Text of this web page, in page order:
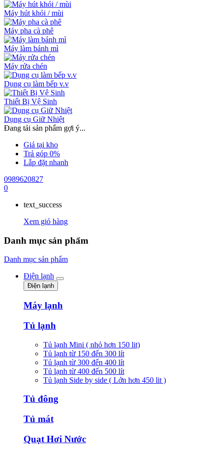
Máy hút khói / mùi
Máy pha cà phê
Máy làm bánh mì
Máy rửa chén
Dụng cụ làm bếp v.v
Thiết Bị Vệ Sinh
Dụng cụ Giữ Nhiệt
Đang tải sản phẩm gợi ý...
Giá tại kho
Trả góp 0%
Lắp đặt nhanh
0989620827
0
text_success
Xem giỏ hàng
Danh mục sản phẩm
Danh mục sản phẩm
Điện lạnh
Điện lạnh
Máy lạnh
Tủ lạnh
Tủ lạnh Mini ( nhỏ hơn 150 lit)
Tủ lạnh từ 150 đến 300 lít
Tủ lạnh từ 300 đến 400 lít
Tủ lạnh từ 400 đến 500 lít
Tủ lạnh Side by side ( Lớn hơn 450 lit )
Tủ đông
Tủ mát
Quạt Hơi Nước